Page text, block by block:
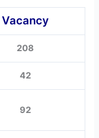
Vacancy
208
42
92